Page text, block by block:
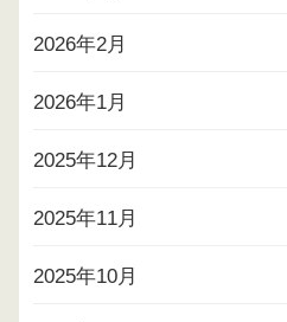
2026年2月
2026年1月
2025年12月
2025年11月
2025年10月